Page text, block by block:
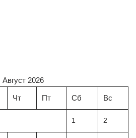
Август 2026
Чт Пт Сб Вс
1 2